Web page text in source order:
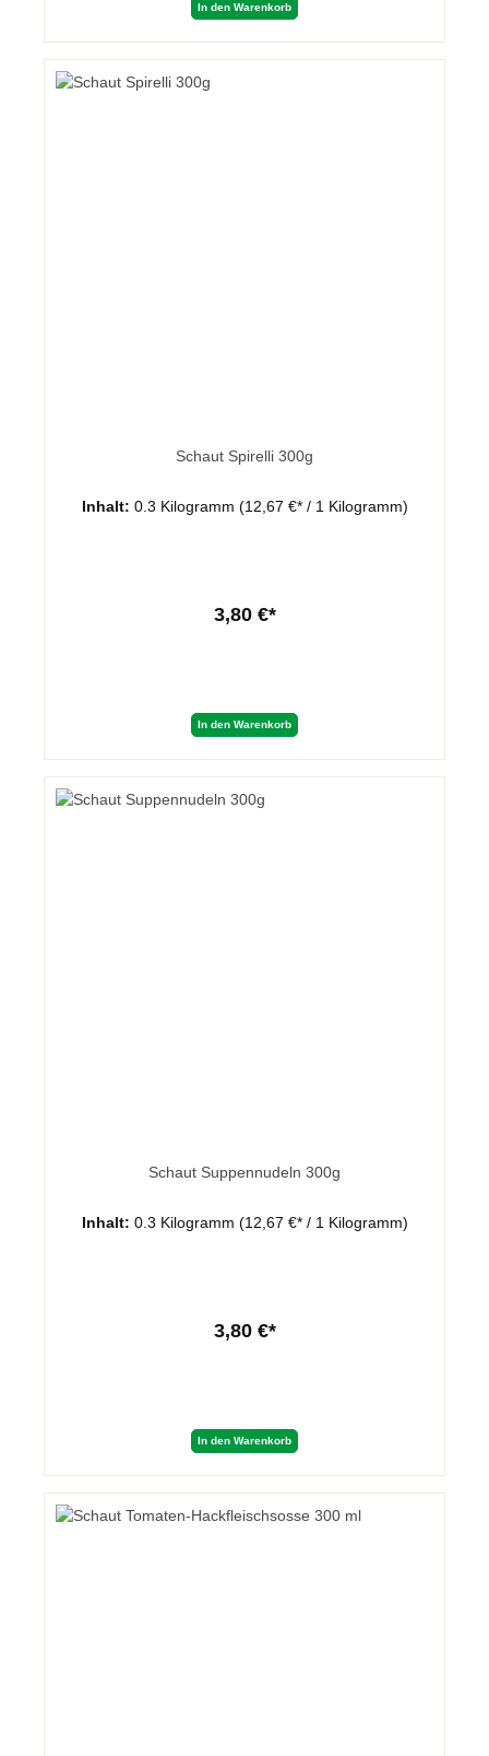
In den Warenkorb
Schaut Spirelli 300g
Inhalt: 0.3 Kilogramm (12,67 €* / 1 Kilogramm)
3,80 €*
In den Warenkorb
Schaut Suppennudeln 300g
Inhalt: 0.3 Kilogramm (12,67 €* / 1 Kilogramm)
3,80 €*
In den Warenkorb